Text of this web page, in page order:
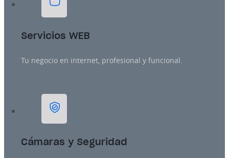
Servicios WEB
Tu negocio en internet, profesional y funcional.
Cámaras y Seguridad